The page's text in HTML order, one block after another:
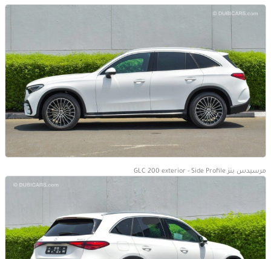
مرسيدس بنز GLC 200 exterior - Side Profile